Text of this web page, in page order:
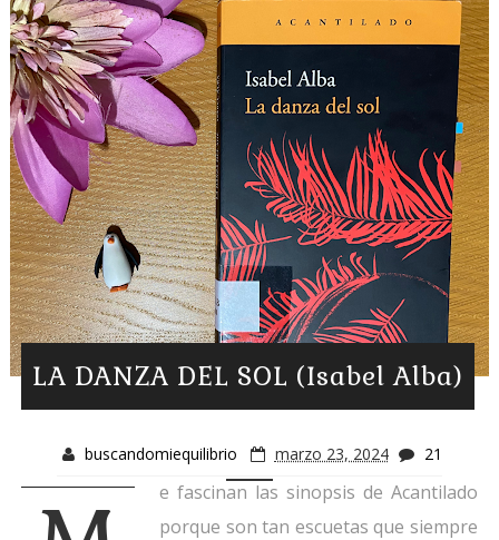
LA DANZA DEL SOL (Isabel Alba)
buscandomiequilibrio marzo 23, 2024 21
e fascinan las sinopsis de Acantilado
porque son tan escuetas que siempre